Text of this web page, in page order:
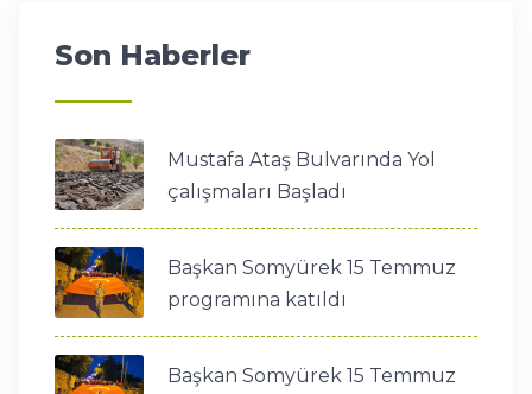
Son Haberler
Mustafa Ataş Bulvarında Yol
çalışmaları Başladı
Başkan Somyürek 15 Temmuz
programına katıldı
Başkan Somyürek 15 Temmuz